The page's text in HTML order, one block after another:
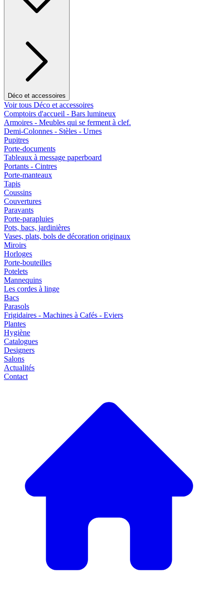
Déco et accessoires
Voir tous Déco et accessoires
Comptoirs d'accueil - Bars lumineux
Armoires - Meubles qui se ferment à clef.
Demi-Colonnes - Stèles - Urnes
Pupitres
Porte-documents
Tableaux à message paperboard
Portants - Cintres
Porte-manteaux
Tapis
Coussins
Couvertures
Paravants
Porte-parapluies
Pots, bacs, jardinières
Vases, plats, bols de décoration originaux
Miroirs
Horloges
Porte-bouteilles
Potelets
Mannequins
Les cordes à linge
Bacs
Parasols
Frigidaires - Machines à Cafés - Eviers
Plantes
Hygiène
Catalogues
Designers
Salons
Actualités
Contact